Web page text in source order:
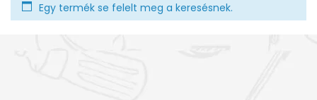
Egy termék se felelt meg a keresésnek.